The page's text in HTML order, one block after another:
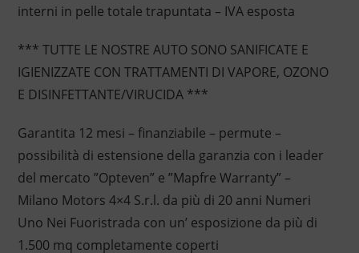
interni in pelle totale trapuntata – IVA esposta
*** TUTTE LE NOSTRE AUTO SONO SANIFICATE E
IGIENIZZATE CON TRATTAMENTI DI VAPORE, OZONO
E DISINFETTANTE/VIRUCIDA ***
Garantita 12 mesi – finanziabile – permute –
possibilità di estensione della garanzia con i leader
del mercato ”Opteven” e ”Mapfre Warranty” –
Milano Motors 4×4 S.r.l. da più di 20 anni Numeri
Uno Nei Fuoristrada con un’ esposizione da più di
1.500 mq completamente coperti